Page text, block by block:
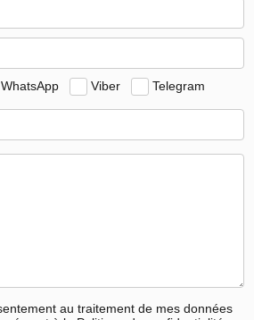
WhatsApp Viber Telegram
au traitement de mes données